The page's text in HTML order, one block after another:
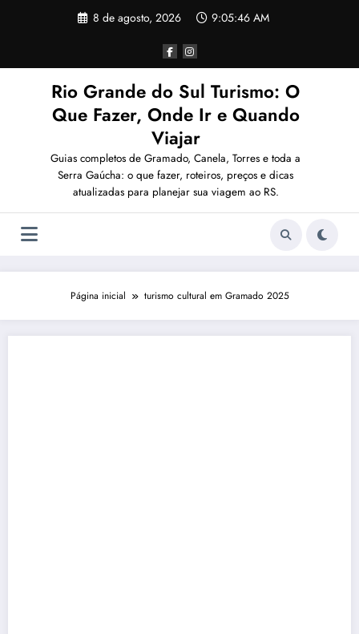
8 de agosto, 2026 9:05:46 AM
Rio Grande do Sul Turismo: O
Que Fazer, Onde Ir e Quando
Viajar
Guias completos de Gramado, Canela, Torres e toda a
Serra Gaúcha: o que fazer, roteiros, preços e dicas
atualizadas para planejar sua viagem ao RS.
Página inicial turismo cultural em Gramado 2025